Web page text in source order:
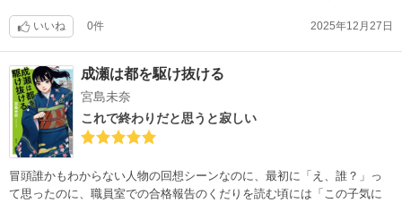
いいね 0件 2025年12月27日
成瀬は都を駆け抜ける
宮島未奈
これで終わりだと思うと寂しい
冒頭誰かもわからない人物の回想シーンなのに、最初に「え、誰？」っ
て思ったのに、職員室での合格報告のくだりを読む頃には「この子気に